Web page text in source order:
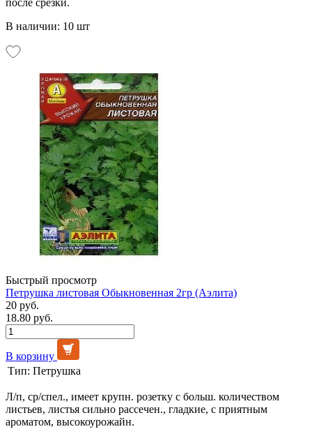
В наличии: 10 шт
Быстрый просмотр
Петрушка листовая Обыкновенная 2гр (Аэлита)
20 руб.
18.80 руб.
В корзину
Тип: Петрушка
Л/п, ср/спел., имеет крупн. розетку с больш. количеством
листьев, листья сильно рассечен., гладкие, с приятным
ароматом, высокоурожайн.